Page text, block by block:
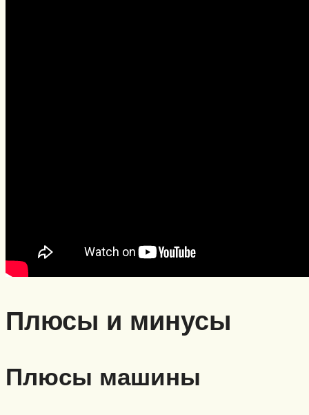
Плюсы и минусы
Плюсы машины